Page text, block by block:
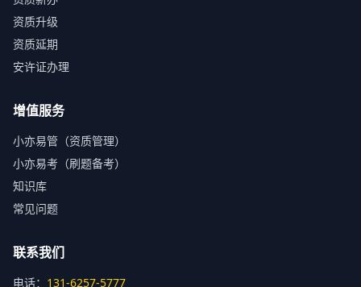
资质升级
资质延期
安许证办理
增值服务
小亦易管（资质管理）
小亦易考（刷题备考）
知识库
常见问题
联系我们
电话： 131-6257-5777